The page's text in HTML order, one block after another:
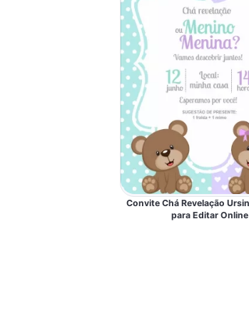
Convite Chá Revelação
para Editar Online